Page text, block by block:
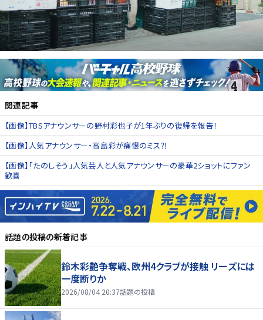
関連記事
【画像】TBSアナウンサーの野村彩也子が1年ぶりの復帰を報告！
【画像】人気アナウンサー・高島彩が痛恨のミス⁈
【画像】「たのしそう」人気芸人と人気アナウンサーの豪華2ショットにファン
歓喜
話題の投稿の新着記事
鈴木彩艶争奪戦、欧州4クラブが接触 リーズには
一度断りか
2026/08/04 20:37話題の投稿